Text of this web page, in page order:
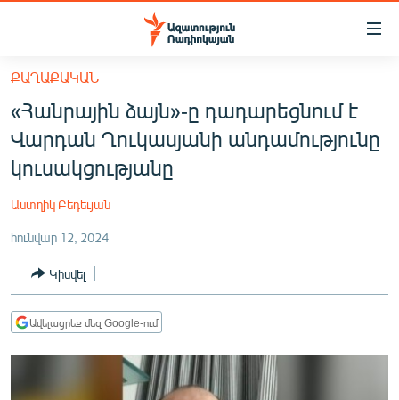
Մատչելիության
հիմնական
բովանդակությանը
Անցնել
հիմնական
մենյուին
ՀԱՅԱՍՏԱՆ
ՔԱՂԱՔԱԿԱՆ
ՏՆՏԵՍՈՒԹՅՈՒՆ
ՂԱՐԱԲԱՂ
ՔԱՂԱՔԱԿԱՆ
«Հանրային ձայն»-ը դադարեցնում է
Վարդան Ղուկասյանի անդամությունը
կուսակցությանը
Աստղիկ Բեդեւյան
հունվար 12, 2024
Կիսվել
Ավելացրեք մեզ Google-ում